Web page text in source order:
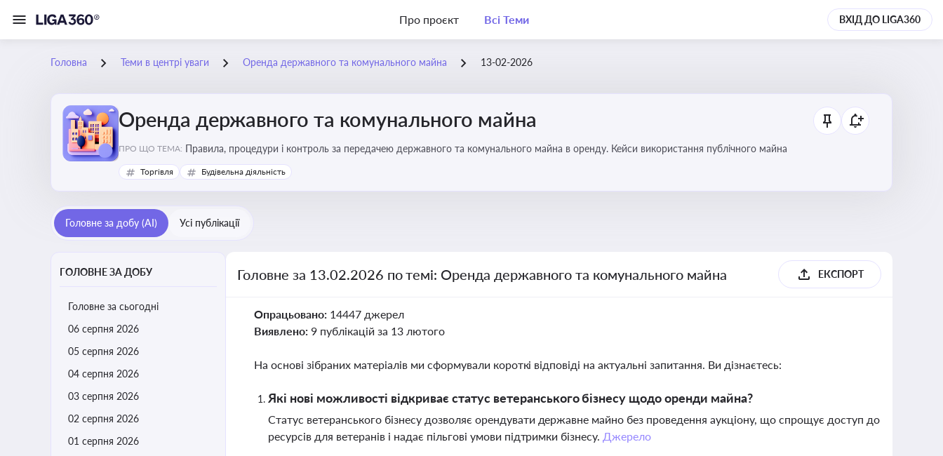
Про проєкт Всі Теми ВХІД ДО LIGA360
Головна Теми в центрі уваги Оренда державного та комунального майна 13-02-2026
Оренда державного та комунального майна
ПРО ЩО ТЕМА: Правила, процедури і контроль за передачею державного та комунального майна в оренду. Кейси використання публічного майна
Торгівля Будівельна діяльність
Головне за добу (AI) Усі публікації
ГОЛОВНЕ ЗА ДОБУ
Головне за сьогодні
06 серпня 2026
05 серпня 2026
04 серпня 2026
03 серпня 2026
02 серпня 2026
01 серпня 2026
Головне за 13.02.2026 по темі: Оренда державного та комунального майна ЕКСПОРТ
Опрацьовано: 14447 джерел
Виявлено: 9 публікацій за 13 лютого
На основі зібраних матеріалів ми сформували короткі відповіді на актуальні запитання. Ви дізнаєтесь:
Які нові можливості відкриває статус ветеранського бізнесу щодо оренди майна?
Статус ветеранського бізнесу дозволяє орендувати державне майно без проведення аукціону, що спрощує доступ до
ресурсів для ветеранів і надає пільгові умови підтримки бізнесу. Джерело